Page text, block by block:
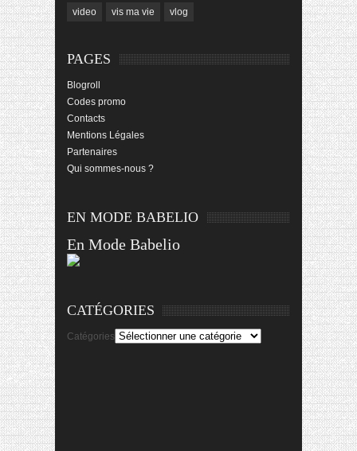
video vis ma vie vlog
PAGES
Blogroll
Codes promo
Contacts
Mentions Légales
Partenaires
Qui sommes-nous ?
EN MODE BABELIO
En Mode Babelio
CATÉGORIES
Catégories